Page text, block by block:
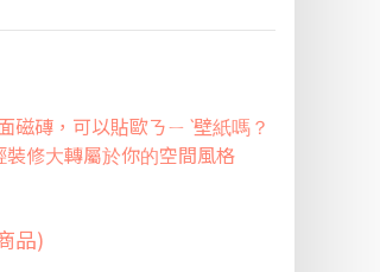
磁磚，可以貼歐ㄋㄧˋ壁紙嗎？
修大轉屬於你的空間風格
品)